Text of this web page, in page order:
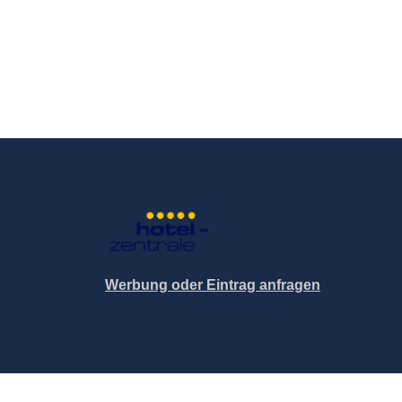
Werbung oder Eintrag anfragen